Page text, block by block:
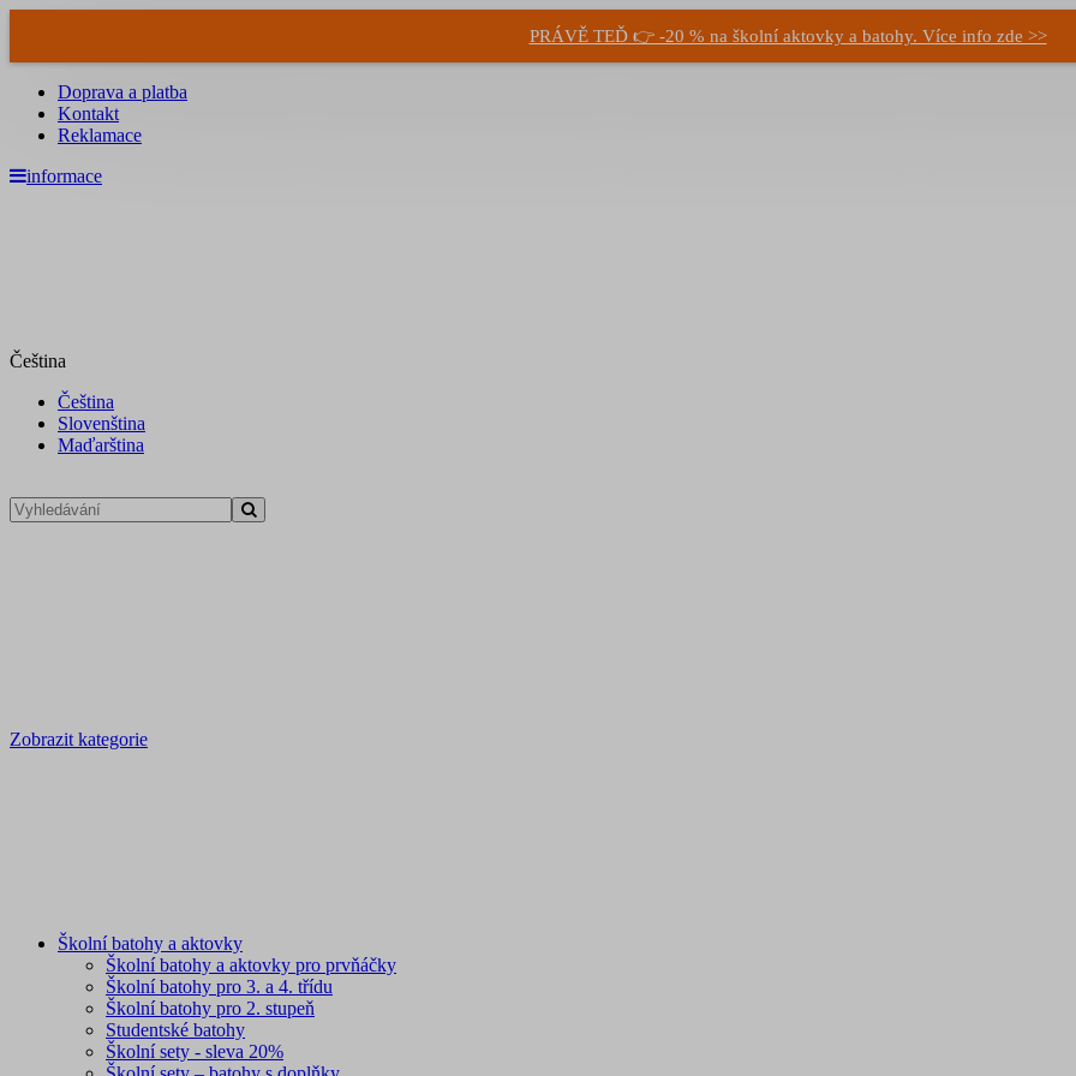
PRÁVĚ TEĎ 👉 -20 % na školní aktovky a batohy. Více info zde >>
Doprava a platba
Kontakt
Reklamace
informace
Čeština
Čeština
Slovenština
Maďarština
Zobrazit kategorie
Školní batohy a aktovky
Školní batohy a aktovky pro prvňáčky
Školní batohy pro 3. a 4. třídu
Školní batohy pro 2. stupeň
Studentské batohy
Školní sety - sleva 20%